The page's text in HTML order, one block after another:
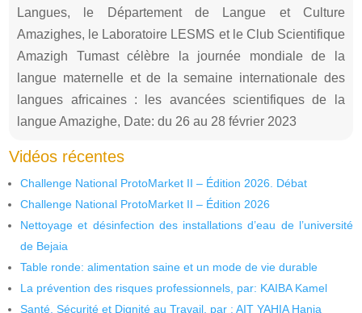
Langues, le Département de Langue et Culture
Amazighes, le Laboratoire LESMS et le Club Scientifique
Amazigh Tumast célèbre la journée mondiale de la
langue maternelle et de la semaine internationale des
langues africaines : les avancées scientifiques de la
langue Amazighe, Date: du 26 au 28 février 2023
Vidéos récentes
Challenge National ProtoMarket II – Édition 2026. Débat
Challenge National ProtoMarket II – Édition 2026
Nettoyage et désinfection des installations d’eau de l’université
de Bejaia
Table ronde: alimentation saine et un mode de vie durable
La prévention des risques professionnels, par: KAIBA Kamel
Santé, Sécurité et Dignité au Travail, par : AIT YAHIA Hania